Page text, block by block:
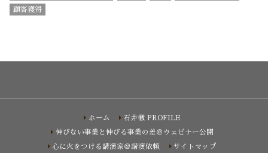
顧客獲得
ホーム
石井徹 PROFILE
伸びない事業と伸びる事業の差＠ウェビナー公開
心に火をつける講演家＠講演依頼
サイトマップ